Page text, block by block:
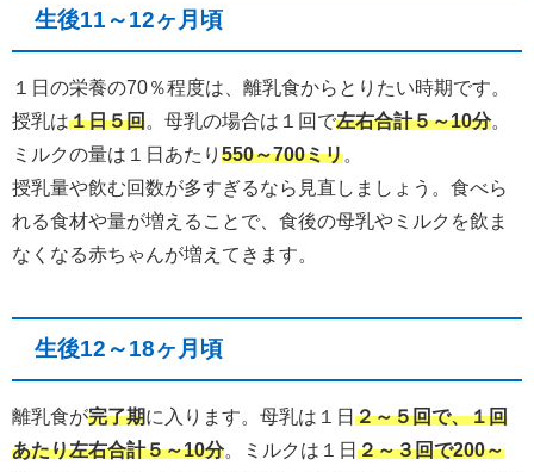
生後11～12ヶ月頃
１日の栄養の70％程度は、離乳食からとりたい時期です。
授乳は１日５回 。母乳の場合は１回で左右合計５～10分。
ミルクの量は１日あたり 550～700ミリ
授乳量や飲む回数が多すぎるなら見直しましょう。食べら
れる食材や量が増えることで、食後の母乳やミルクを飲ま
なくなる赤ちゃんが増えてきます。
生後12～18ヶ月頃
離乳食が完了期に入ります。母乳は１日 ２～５回で、１回
あたり左右合計５～10分。ミルクは１日 ２～３回で200～